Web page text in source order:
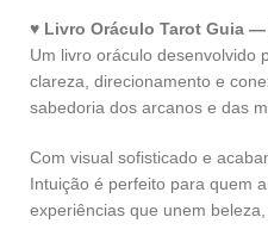
♥ Livro Oráculo Tarot Guia
Um livro oráculo desenvolvido
clareza, direcionamento e
sabedoria dos arcanos e das
Com visual sofisticado e
Intuição é perfeito para quem
experiências que unem